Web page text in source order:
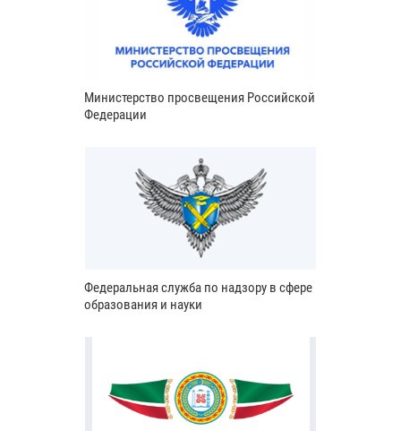
Министерство просвещения Российской
Федерации
Федеральная служба по надзору в сфере
образования и науки